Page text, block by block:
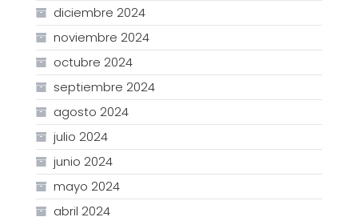
diciembre 2024
noviembre 2024
octubre 2024
septiembre 2024
agosto 2024
julio 2024
junio 2024
mayo 2024
abril 2024